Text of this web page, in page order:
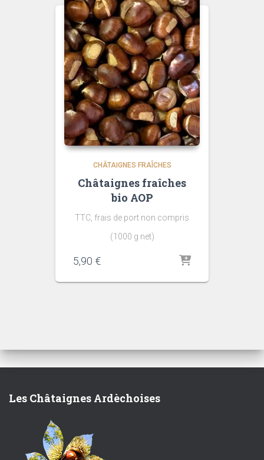
CHÂTAIGNES FRAÎCHES
Châtaignes fraîches
bio AOP
TTC, frais de port non compris
(1000 g net)
5,90 €
Les Châtaignes Ardèchoises